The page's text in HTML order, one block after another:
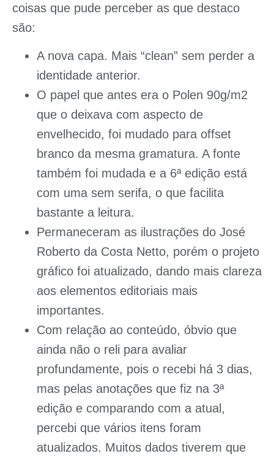
coisas que pude perceber as que destaco
são:
A nova capa. Mais “clean” sem perder a
identidade anterior.
O papel que antes era o Polen 90g/m2
que o deixava com aspecto de
envelhecido, foi mudado para offset
branco da mesma gramatura. A fonte
também foi mudada e a 6ª edição está
com uma sem serifa, o que facilita
bastante a leitura.
Permaneceram as ilustrações do José
Roberto da Costa Netto, porém o projeto
gráfico foi atualizado, dando mais clareza
aos elementos editoriais mais
importantes.
Com relação ao conteúdo, óbvio que
ainda não o reli para avaliar
profundamente, pois o recebi há 3 dias,
mas pelas anotações que fiz na 3ª
edição e comparando com a atual,
percebi que vários itens foram
atualizados. Muitos dados tiverem que